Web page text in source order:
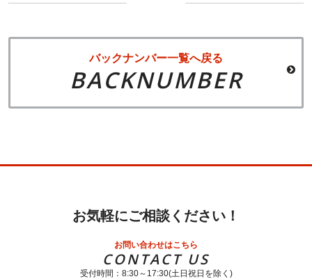
バックナンバー一覧へ戻る
BACKNUMBER
お気軽にご相談ください！
お問い合わせはこちら
CONTACT US
受付時間：8:30～17:30(土日祝日を除く)